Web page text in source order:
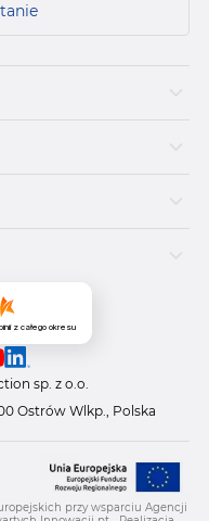
z całego okresu
sp. z o.o.
Ostrów Wlkp., Polska
przy wsparciu Agencji